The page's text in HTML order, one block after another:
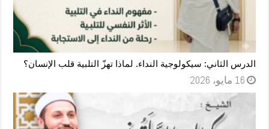
الدرس الثاني: سيكولوجية النداء. لماذا تهزّ التلبية قلب الإنسان؟
16 مايو، 2026